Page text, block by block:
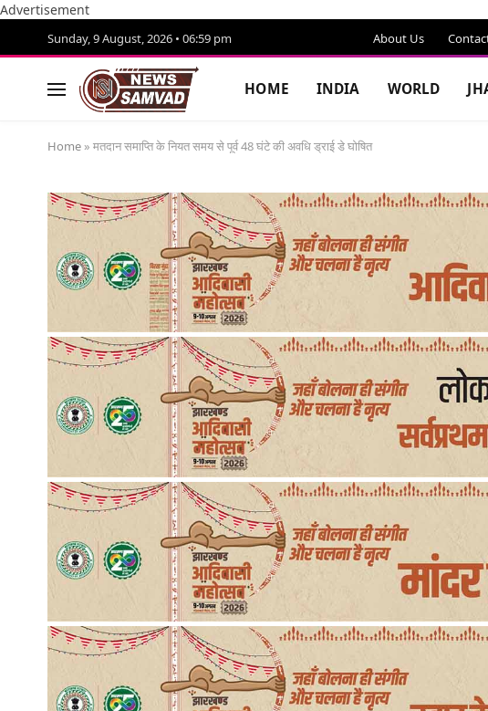
Advertisement
Sunday, 9 August, 2026 • 06:59 pm About Us
HOME INDIA WORLD
Home » मतदान समाप्ति के नियत समय से पूर्व 48 घंटे की अवधि ड्राई डे घोषित